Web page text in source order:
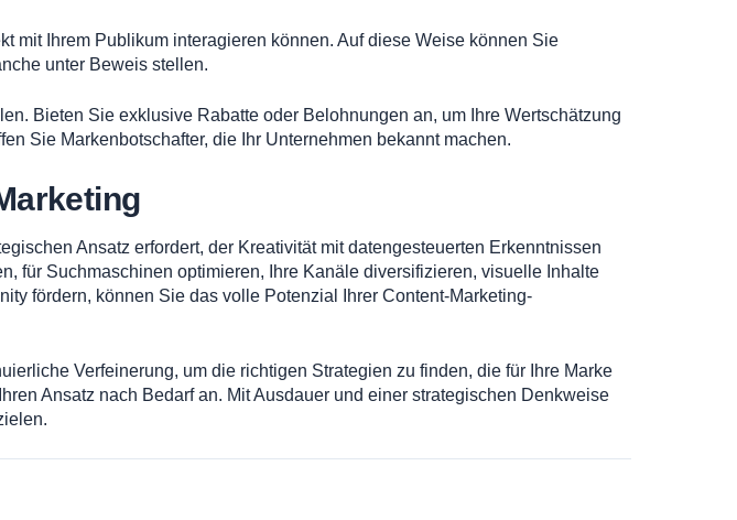
mit Ihrem Publikum interagieren können. Auf diese Weise können Sie
unter Beweis stellen.
Bieten Sie exklusive Rabatte oder Belohnungen an, um Ihre Wertschätzung
Sie Markenbotschafter, die Ihr Unternehmen bekannt machen.
Ansatz erfordert, der Kreativität mit datengesteuerten Erkenntnissen
für Suchmaschinen optimieren, Ihre Kanäle diversifizieren, visuelle Inhalte
fördern, können Sie das volle Potenzial Ihrer Content-Marketing-
Verfeinerung, um die richtigen Strategien zu finden, die für Ihre Marke
Ansatz nach Bedarf an. Mit Ausdauer und einer strategischen Denkweise